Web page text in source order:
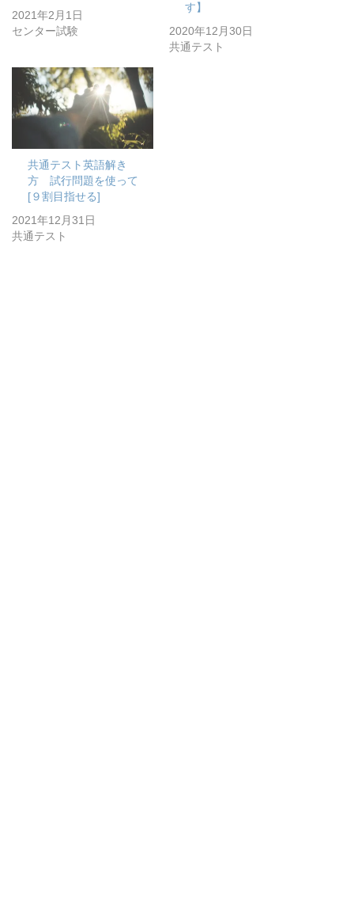
2021年2月1日
センター試験
す】
2020年12月30日
共通テスト
共通テスト英語解き
方 試行問題を使って
[９割目指せる]
2021年12月31日
共通テスト